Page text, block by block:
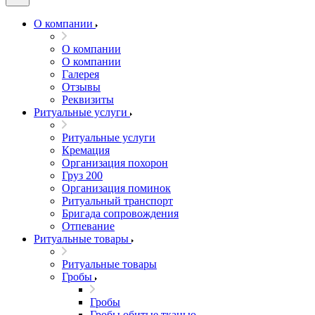
О компании
О компании
О компании
Галерея
Отзывы
Реквизиты
Ритуальные услуги
Ритуальные услуги
Кремация
Организация похорон
Груз 200
Организация поминок
Ритуальный транспорт
Бригада сопровождения
Отпевание
Ритуальные товары
Ритуальные товары
Гробы
Гробы